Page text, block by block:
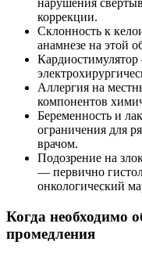
коррекции.
Склонность к
анамнезе на этой
Аллергия на
компонентов
Беременность и
ограничения для
врачом.
Подозрение на
— первично
онкологический
Когда необходимо
промедления